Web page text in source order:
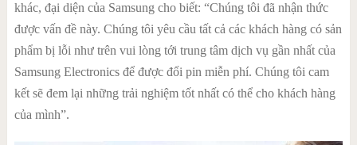
khác, đại diện của Samsung cho biết: “Chúng tôi đã nhận thức
được vấn đề này. Chúng tôi yêu cầu tất cả các khách hàng có sản
phẩm bị lỗi như trên vui lòng tới trung tâm dịch vụ gần nhất của
Samsung Electronics để được đổi pin miễn phí. Chúng tôi cam
kết sẽ đem lại những trải nghiệm tốt nhất có thể cho khách hàng
của mình”.